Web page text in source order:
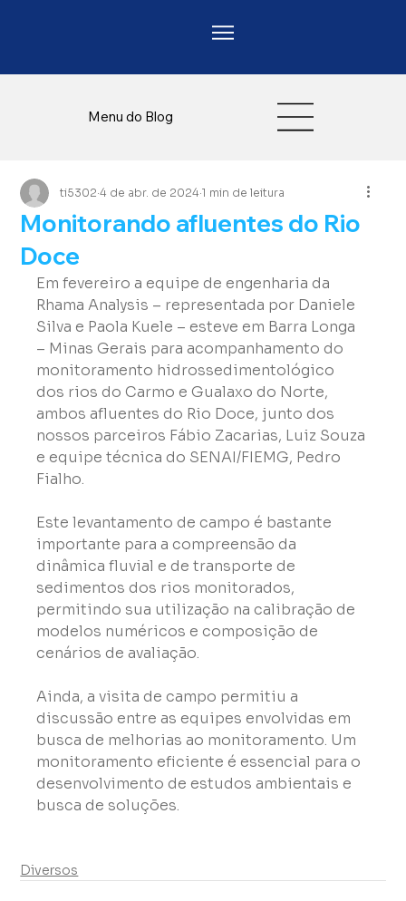
Menu do Blog
Monitorando afluentes do Rio
Doce
ti5302 4 de abr. de 2024 1 min de leitura
Em fevereiro a equipe de engenharia da
Rhama Analysis – representada por Daniele
Silva e Paola Kuele – esteve em Barra Longa
– Minas Gerais para acompanhamento do
monitoramento hidrossedimentológico
dos rios do Carmo e Gualaxo do Norte,
ambos afluentes do Rio Doce, junto dos
nossos parceiros Fábio Zacarias, Luiz Souza
e equipe técnica do SENAI/FIEMG, Pedro
Fialho.
Este levantamento de campo é bastante
importante para a compreensão da
dinâmica fluvial e de transporte de
sedimentos dos rios monitorados,
permitindo sua utilização na calibração de
modelos numéricos e composição de
cenários de avaliação.
Ainda, a visita de campo permitiu a
discussão entre as equipes envolvidas em
busca de melhorias ao monitoramento. Um
monitoramento eficiente é essencial para o
desenvolvimento de estudos ambientais e
busca de soluções.
Diversos